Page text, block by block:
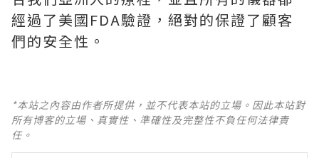
經過了美國FDA驗證，絕對的保證了顧客
們的安全性。
*本站之內容由作者所提供，並不代表本站的立場。因此本站對
所有博客的立場、真實性、準確性及完整性不負任何法律責
任。